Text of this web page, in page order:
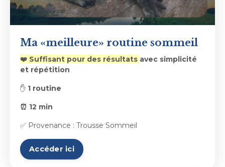
Ma «meilleure» routine sommeil
❤️ Suffisant pour des résultats avec simplicité
et répétition
✋ 1 routine
⏰ 12 min
✅ Provenance : Trousse Sommeil
Accéder ici